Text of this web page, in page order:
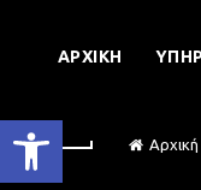
Ανοίξτε τη γραμμή εργαλείων
ΑΡΧΙΚΉ